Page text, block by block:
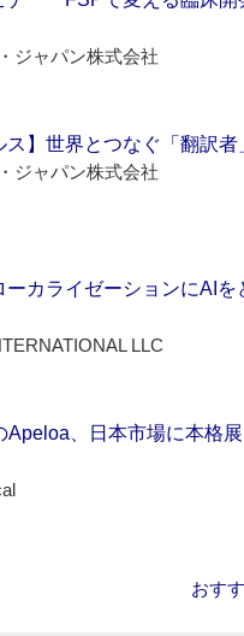
ジャパン株式会社
ス】世界とつなぐ「翻訳
ジャパン株式会社
カライゼーションにAI
LLC
Apeloa、日本市場に本格
おす